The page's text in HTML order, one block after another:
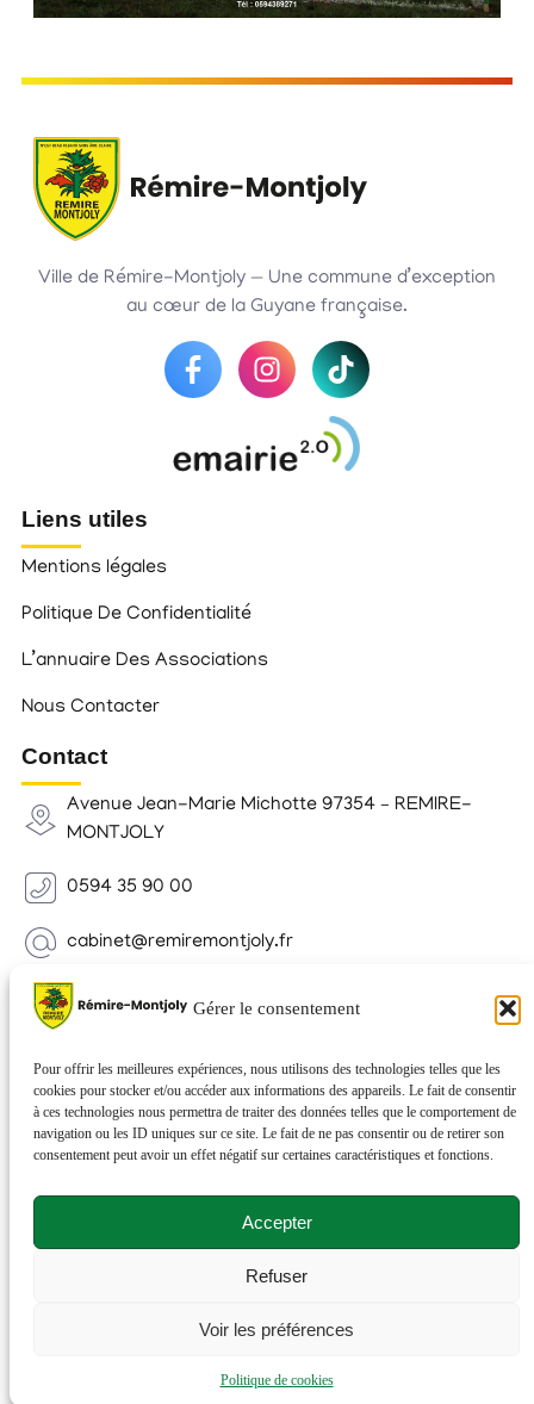
Gérer le consentement
Pour offrir les meilleures expériences, nous utilisons des technologies telles que les
cookies pour stocker et/ou accéder aux informations des appareils. Le fait de consentir
à ces technologies nous permettra de traiter des données telles que le comportement de
navigation ou les ID uniques sur ce site. Le fait de ne pas consentir ou de retirer son
consentement peut avoir un effet négatif sur certaines caractéristiques et fonctions.
Accepter
Refuser
Voir les préférences
Politique de cookies
Ville de Rémire-Montjoly — Une commune d’exception
au cœur de la Guyane française.
Liens utiles
Mentions légales
Politique De Confidentialité
L’annuaire Des Associations
Nous Contacter
Contact
Avenue Jean-Marie Michotte 97354 – REMIRE-
MONTJOLY
0594 35 90 00
cabinet@remiremontjoly.fr
Newsletter
nouvelles de votre commune.
réalisé parNetactions